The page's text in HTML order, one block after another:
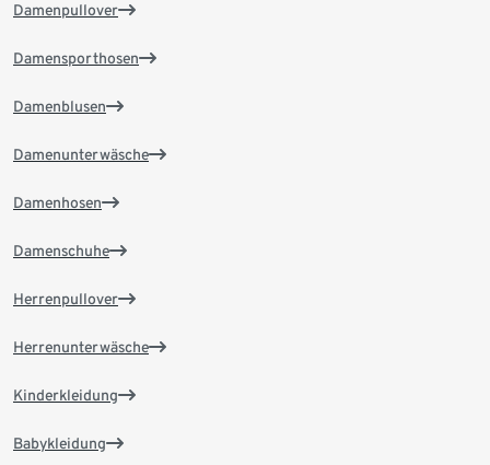
Damenpullover
Damensporthosen
Damenblusen
Damenunterwäsche
Damenhosen
Damenschuhe
Herrenpullover
Herrenunterwäsche
Kinderkleidung
Babykleidung